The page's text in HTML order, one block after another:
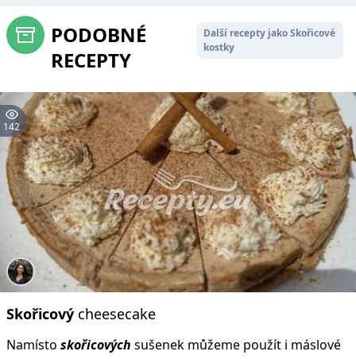
PODOBNÉ
RECEPTY
Další recepty jako Skořicové
kostky
142
Skořicový cheesecake
Namísto skořicových sušenek můžeme použít i máslové